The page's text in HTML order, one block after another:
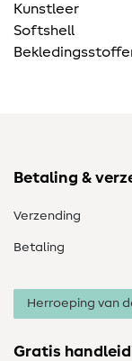
Kunstleer
Softshell
Betaling &
Verzending
Betaling
Herroeping van
Gratis